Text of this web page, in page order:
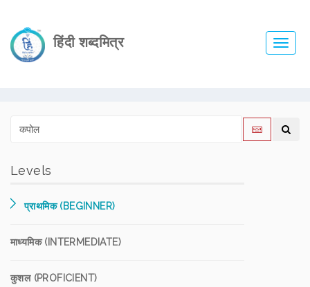
हिंदी शब्दमित्र
Levels
प्राथमिक (BEGINNER)
माध्यमिक (INTERMEDIATE)
कुशल (PROFICIENT)